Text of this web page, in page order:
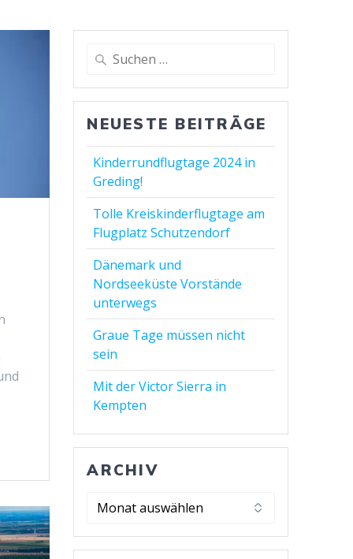
NEUESTE BEITRÄGE
Kinderrundflugtage 2024 in
Greding!
Tolle Kreiskinderflugtage am
Flugplatz Schutzendorf
Dänemark und
Nordseeküste Vorstände
unterwegs
Graue Tage müssen nicht
sein
Mit der Victor Sierra in
Kempten
ARCHIV